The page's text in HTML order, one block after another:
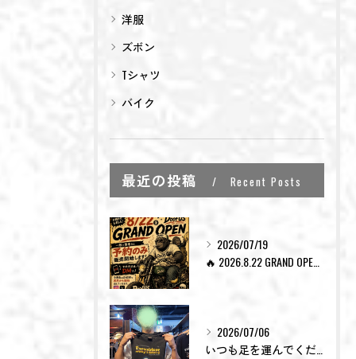
洋服
ズボン
Tシャツ
バイク
最近の投稿 Recent Posts
2026/07/19
2026/07/06
いつも足を運んでくださった皆様。